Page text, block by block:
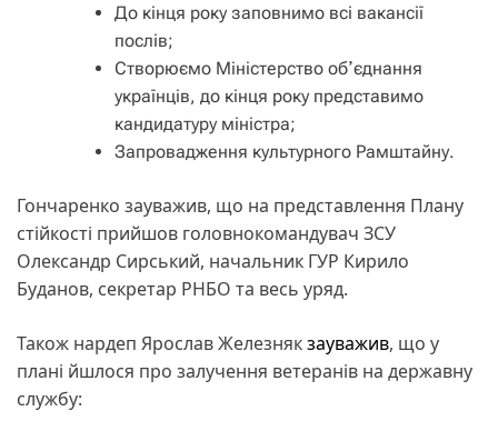
До кінця року заповнимо всі вакансії
послів;
Створюємо Міністерство обʼєднання
українців, до кінця року представимо
кандидатуру міністра;
Запровадження культурного Рамштайну.
Гончаренко зауважив, що на представлення Плану
стійкості прийшов головнокомандувач ЗСУ
Олександр Сирський, начальник ГУР Кирило
Буданов, секретар РНБО та весь уряд.
Також нардеп Ярослав Железнякзауважив, що у
плані йшлося про залучення ветеранів на державну
службу: